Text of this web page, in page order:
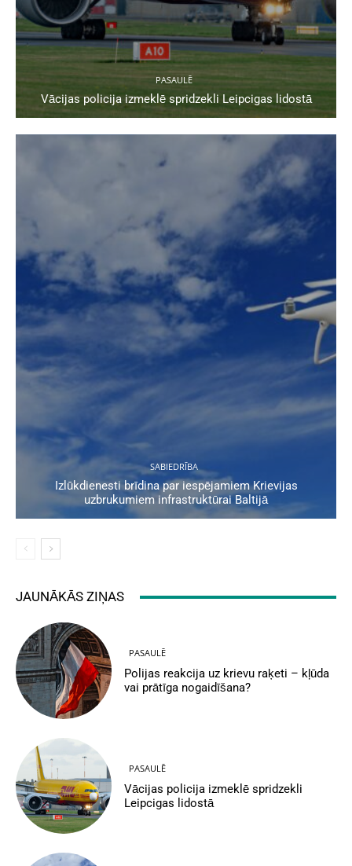
PASAULĒ
Vācijas policija izmeklē spridzekli Leipcigas lidostā
SABIEDRĪBA
Izlūkdienesti brīdina par iespējamiem Krievijas
uzbrukumiem infrastruktūrai Baltijā
JAUNĀKĀS ZIŅAS
PASAULĒ
Polijas reakcija uz krievu raķeti – kļūda
vai prātīga nogaidīšana?
PASAULĒ
Vācijas policija izmeklē spridzekli
Leipcigas lidostā